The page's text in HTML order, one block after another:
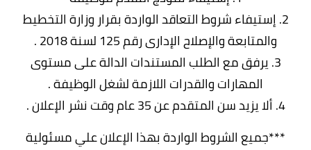
2. إستيفاء شروط التعاقد الواردة بقرار وزارة التخطيط
والمتابعة والإصلاح الإدارى رقم 125 لسنة 2018 .
3. يرفق مع الطلب المستندات الدالة على مستوى
المهارات والقدرات اللازمة لشغل الوظيفة .
4. ألا يزيد سن المتقدم عن 35 عام وقت نشر الإعلان .
***جميع الشروط الواردة بهذا الإعلان علي مسئولية